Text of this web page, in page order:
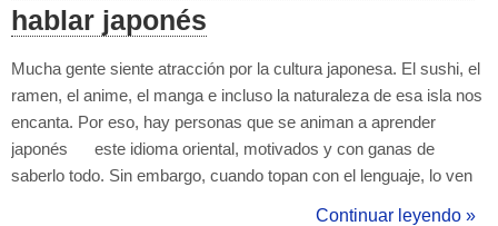
hablar japonés
Mucha gente siente atracción por la cultura japonesa. El sushi, el
ramen, el anime, el manga e incluso la naturaleza de esa isla nos
encanta. Por eso, hay personas que se animan a aprender
japonés este idioma oriental, motivados y con ganas de
saberlo todo. Sin embargo, cuando topan con el lenguaje, lo ven
Continuar leyendo »